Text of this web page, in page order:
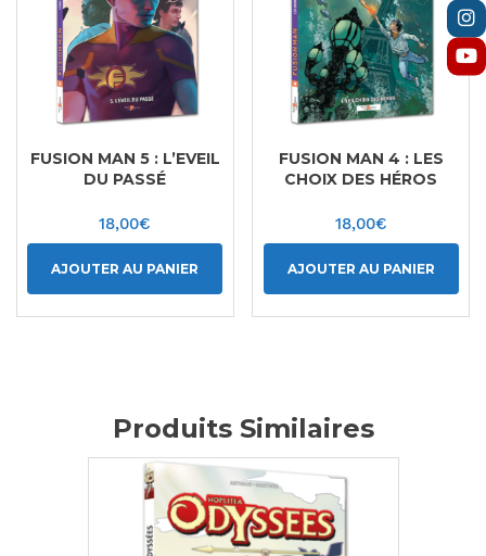
FUSION MAN 5 : L’EVEIL
DU PASSÉ
18,00€
AJOUTER AU PANIER
FUSION MAN 4 : LES
CHOIX DES HÉROS
18,00€
AJOUTER AU PANIER
Produits Similaires